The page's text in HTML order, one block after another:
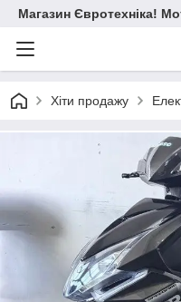
Магазин Євротехніка!
Хіти продажу